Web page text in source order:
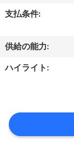
い
工
行
支払条件:
供給の能力:
ハイライト: